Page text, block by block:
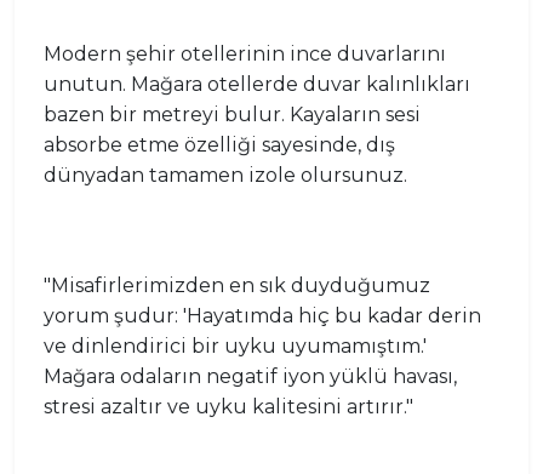
Modern şehir otellerinin ince duvarlarını
unutun. Mağara otellerde duvar kalınlıkları
bazen bir metreyi bulur. Kayaların sesi
absorbe etme özelliği sayesinde, dış
dünyadan tamamen izole olursunuz.
"Misafirlerimizden en sık duyduğumuz
yorum şudur: 'Hayatımda hiç bu kadar derin
ve dinlendirici bir uyku uyumamıştım.'
Mağara odaların negatif iyon yüklü havası,
stresi azaltır ve uyku kalitesini artırır."